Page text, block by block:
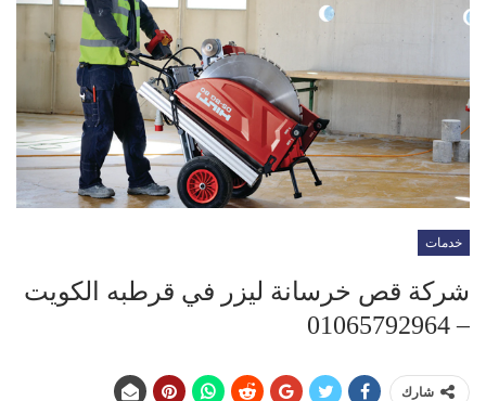
خدمات
شركة قص خرسانة ليزر في قرطبه الكويت
– 01065792964
شارك